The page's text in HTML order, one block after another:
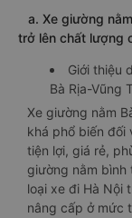
a. Xe giường
trở lên chất lượng
Giới thiệu
Bà Rịa-Vũng
Xe giường nằm
khá phổ biến đối
tiện lợi, giá rẻ,
giường nằm
loại xe đi Hà Nội
nâng cấp ở mức